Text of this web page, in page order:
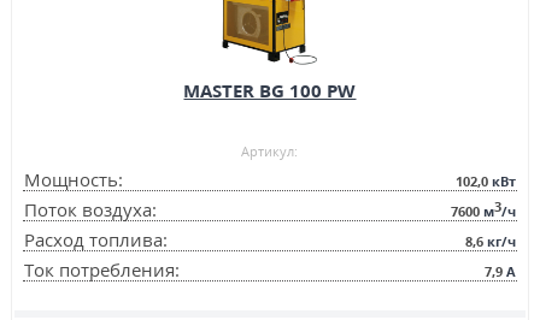
MASTER BG 100 PW
Артикул:
Мощность: 102,0 кВт
Поток воздуха: 7600м3/ч
Расход топлива: 8,6 кг/ч
Ток потребления: 7,9 А